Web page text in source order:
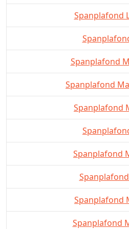
Spanplafond
Spanplafond
Spanplafond
Spanplafond
Spanplafond
Spanplafond
Spanplafond